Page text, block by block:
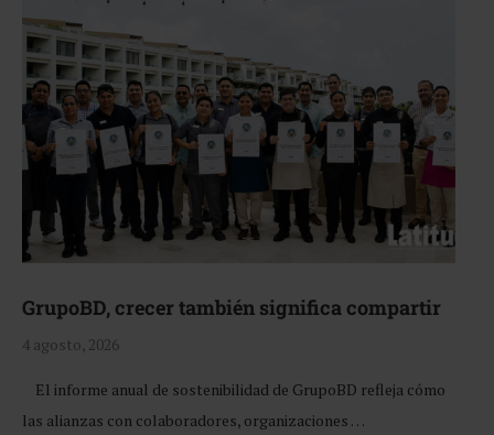
GrupoBD, crecer también significa compartir
4 agosto, 2026
El informe anual de sostenibilidad de GrupoBD refleja cómo
las alianzas con colaboradores, organizaciones …